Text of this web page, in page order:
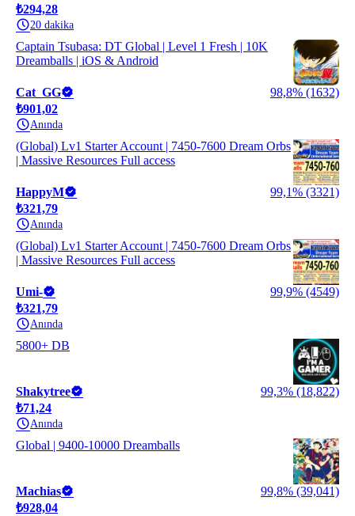
₺294,28
20 dakika
Captain Tsubasa: DT Global | Level 1 Fresh | 10K
Dreamballs | iOS & Android
Cat_GG
98,8% (1632)
₺901,02
Anında
(Global) Lv1 Starter Account | 7450-7600 Dream Orbs
| Massive Resources Full access
HappyM
99,1% (3321)
₺321,79
Anında
(Global) Lv1 Starter Account | 7450-7600 Dream Orbs
| Massive Resources Full access
Umi-
99,9% (4549)
₺321,79
Anında
5800+ DB
Shakytree
99,3% (18,822)
₺71,24
Anında
Global | 9400-10000 Dreamballs
Machias
99,8% (39,041)
₺928,04